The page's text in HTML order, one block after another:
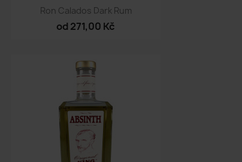
Ron Calados Dark Rum
od 271,00 Kč
Rychlý náhled